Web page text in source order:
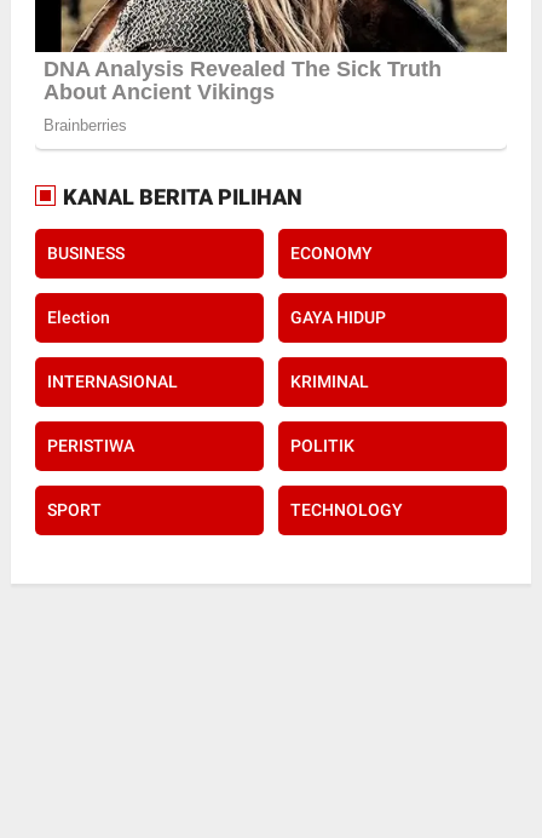
KANAL BERITA PILIHAN
BUSINESS ECONOMY
Election GAYA HIDUP
INTERNASIONAL KRIMINAL
PERISTIWA POLITIK
SPORT TECHNOLOGY